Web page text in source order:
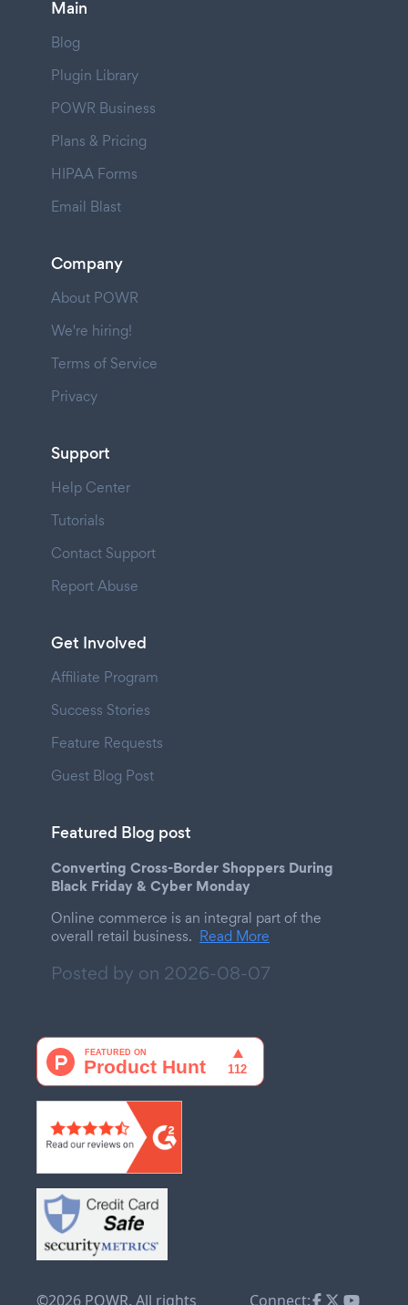
Main
Blog
Plugin Library
POWR Business
Plans & Pricing
HIPAA Forms
Email Blast
Company
About POWR
We're hiring!
Terms of Service
Privacy
Support
Help Center
Tutorials
Contact Support
Report Abuse
Get Involved
Affiliate Program
Success Stories
Feature Requests
Guest Blog Post
Featured Blog post
Converting Cross-Border Shoppers During
Black Friday & Cyber Monday
Online commerce is an integral part of the
overall retail business. Read More
Posted by on 2026-08-07
©2026 POWR. All rights Connect: